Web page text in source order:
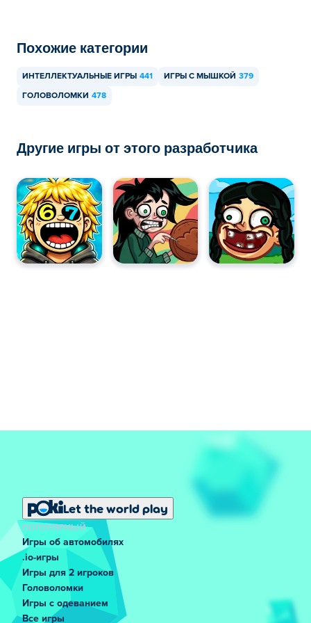
планшеты.
Похожие категории
ИНТЕЛЛЕКТУАЛЬНЫЕ ИГРЫ 441 ИГРЫ С МЫШКОЙ 379
ГОЛОВОЛОМКИ 478
Другие игры от этого разработчика
Let the world play
ПОПУЛЯРНЫЙ
Игры об автомобилях
.io-игры
Игры для 2 игроков
Головоломки
Игры с одеванием
Все игры